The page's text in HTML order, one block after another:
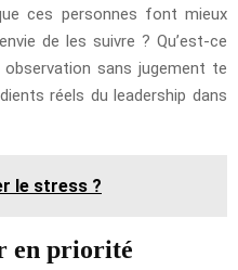
ces personnes font mieux
de les suivre ? Qu’est-ce
sans jugement te
réels du leadership dans
le stress ?
en priorité